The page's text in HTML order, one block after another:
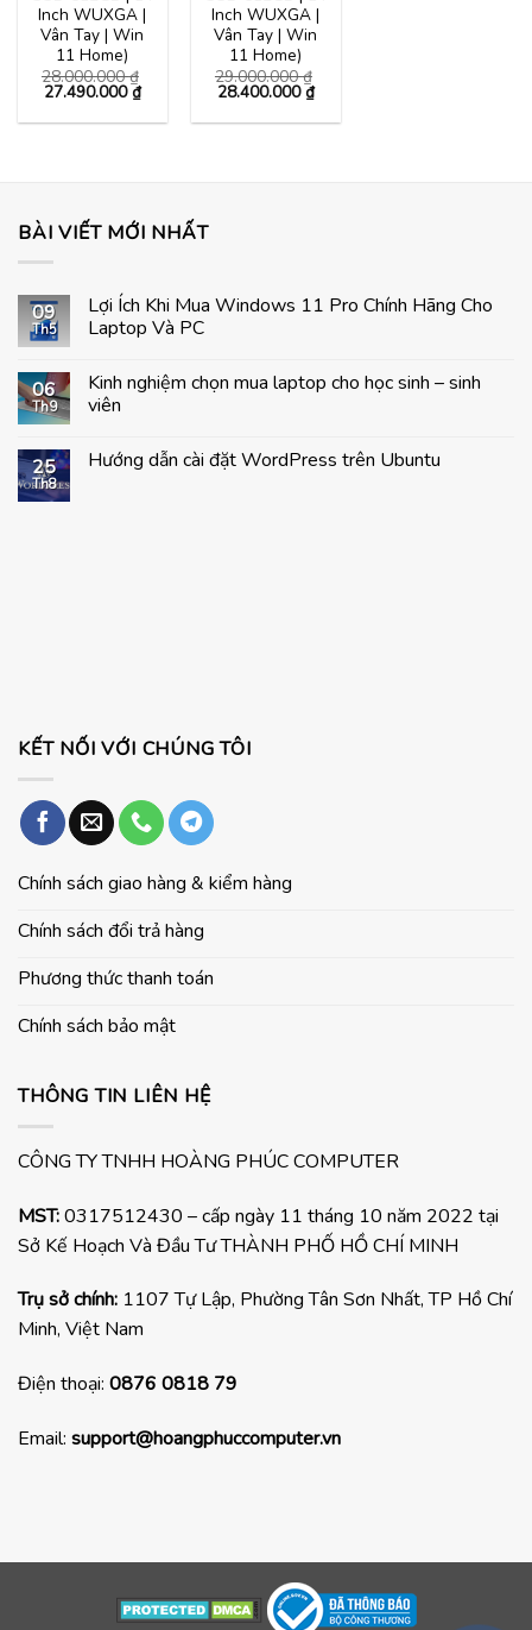
Inch WUXGA |
Vân Tay | Win
11 Home)
28.000.000₫
Giá
là:
27.490.000₫Giá
hiện
tại
Inch WUXGA |
Vân Tay | Win
11 Home)
29.000.000₫
Giá
là:
28.400.000₫Giá
hiện
tại
BÀI VIẾT MỚI NHẤT
09
Th5
Lợi Ích Khi Mua Windows 11 Pro Chính Hãng Cho
Laptop Và PC
bình
luận
ở
Khi
06
Th9
Kinh nghiệm chọn mua laptop cho học sinh – sinh
viên
bình
25
Th8
Hướng dẫn cài đặt WordPress trên Ubuntu
KẾT NỐI VỚI CHÚNG TÔI
Chính sách giao hàng & kiểm hàng
Chính sách đổi trả hàng
Phương thức thanh toán
Chính sách bảo mật
THÔNG TIN LIÊN HỆ
CÔNG TY TNHH HOÀNG PHÚC COMPUTER
MST:0317512430 – cấp ngày 11 tháng 10 năm 2022 tại
Sở Kế Hoạch Và Đầu Tư THÀNH PHỐ HỒ CHÍ MINH
Trụ sở chính: 1107 Tự Lập, Phường Tân Sơn Nhất, TP Hồ Chí
Minh, Việt Nam
Điện thoại: 0876 0818 79
Email: support@hoangphuccomputer.vn